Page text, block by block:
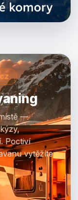
—
Poctiví
vytěžíte